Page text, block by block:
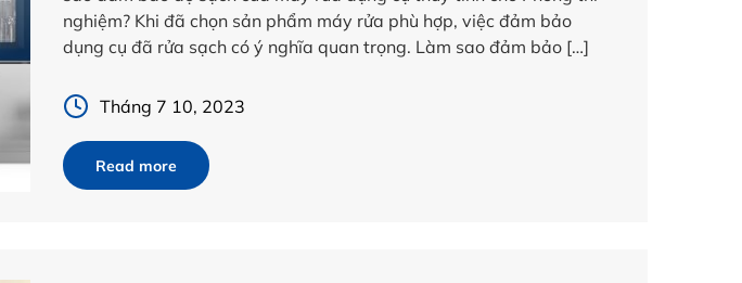
nghiệm? Khi đã chọn sản phẩm máy rửa phù hợp, việc đảm bảo
dụng cụ đã rửa sạch có ý nghĩa quan trọng. Làm sao đảm bảo […]
Tháng 7 10, 2023
Read more